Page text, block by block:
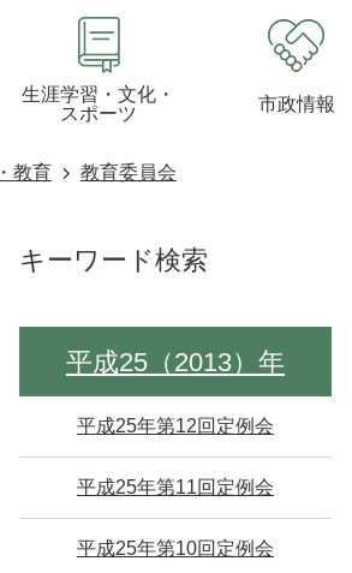
生涯学習・文化・
スポーツ
市政情報
教育
教育委員会
キーワード検索
平成25（2013）年
平成25年第12回定例会
平成25年第11回定例会
平成25年第10回定例会